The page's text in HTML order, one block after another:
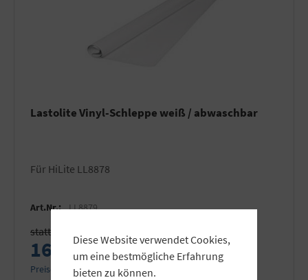
Lastolite Vinyl-Schleppe weiß / abwaschbar
für HiLite LL8878
Art.Nr.: LL8879
statt 189,00 €
169,90 €
Preise inkl. MwSt. zzgl. Versandkosten
Diese Website verwendet Cookies,
um eine bestmögliche Erfahrung
bieten zu können.